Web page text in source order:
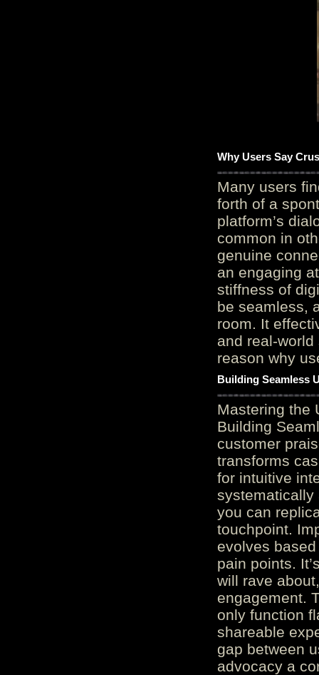
Why Users Say
Many users
forth of a
platform’s
common in
genuine
an engaging
stiffness of
be seamless,
room. It
and real-
reason why
Building Seamless
Mastering the
Building
customer
transforms
for intuitive
systematically
you can
touchpoint.
evolves
pain points.
will rave
engagement.
only function
shareable
gap between
advocacy a